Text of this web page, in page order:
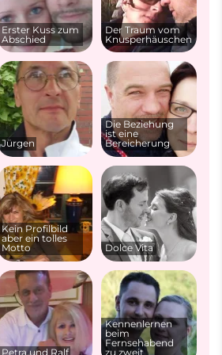
Erster Kuss zum
Abschied
Der Traum vom
Knusperhäuschen
Jürgen
Die Beziehung
ist eine
Bereicherung
Kein Profilbild
aber ein tolles
Motto
Dolce Vita
Petra und Ralf
Kennenlernen
beim
Fernsehabend
zu zweit